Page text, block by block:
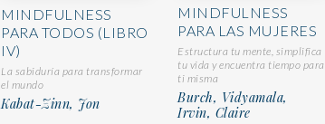
MINDFULNESS
PARA TODOS (LIBRO
IV)
La sabiduría para transformar
el mundo
Kabat-Zinn, Jon
MINDFULNESS
PARA LAS MUJERES
Estructura tu mente, simplifica
tu vida y encuentra tiempo para
ti misma
Burch, Vidyamala,
Irvin, Claire